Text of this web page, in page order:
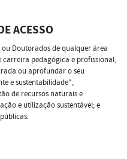
ACESSO
ou Doutorados de qualquer área
carreira pedagógica e profissional,
ou aprofundar o seu
e sustentabilidade",
de recursos naturais e
e utilização sustentável; e